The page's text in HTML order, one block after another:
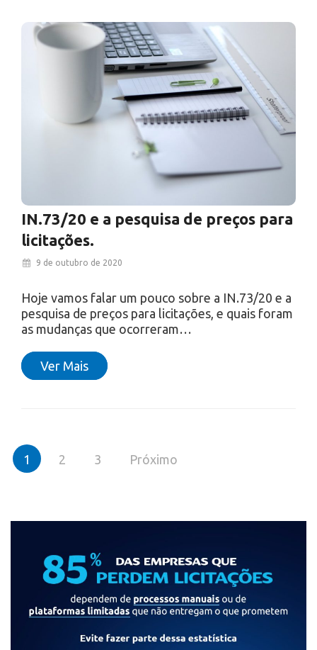
IN.73/20 e a pesquisa de preços para
licitações.
9 de outubro de 2020
Hoje vamos falar um pouco sobre a IN.73/20 e a
pesquisa de preços para licitações, e quais foram
as mudanças que ocorreram…
Ver Mais
Paginação
de
1 2 3 Próximo